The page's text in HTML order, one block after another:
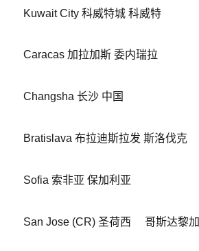
Kuwait City 科威特城 科威特
Caracas 加拉加斯 委内瑞拉
Changsha 长沙 中国
Bratislava 布拉迪斯拉发 斯洛伐克
Sofia 索非亚 保加利亚
San Jose (CR) 圣荷西 哥斯达黎加